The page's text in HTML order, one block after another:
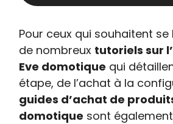
Pour ceux qui souhaitent se
de nombreux tutoriels sur
Eve domotique qui
étape, de l’achat à la
guides d’achat de
domotique sont